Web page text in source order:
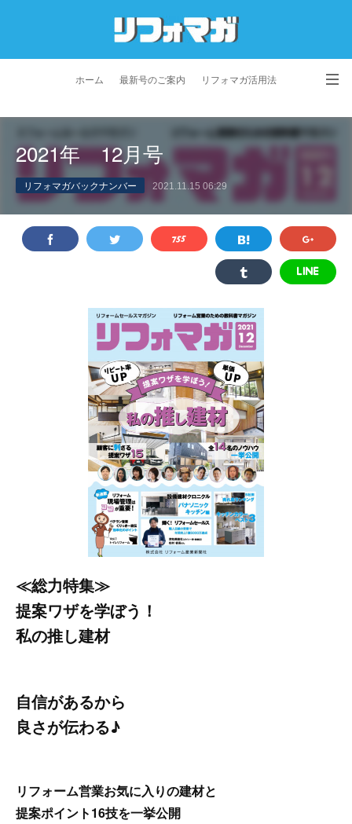
ホーム 最新号のご案内 リフォマガ活用法
プライバシーポリシー 利用規約
2021年 12月号
リフォマガバックナンバー 2021.11.15 06:29
≪総力特集≫
提案ワザを学ぼう！
私の推し建材
自信があるから
良さが伝わる♪
リフォーム営業お気に入りの建材と
提案ポイント16技を一挙公開